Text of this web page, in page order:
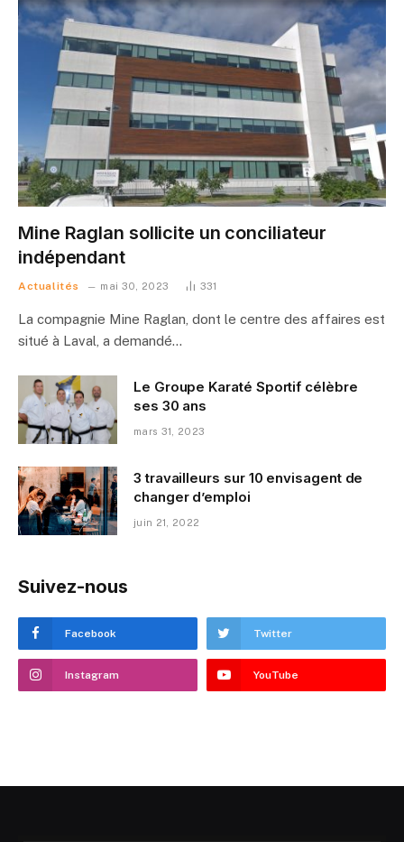
Mine Raglan sollicite un conciliateur
indépendant
Actualités mai 30, 2023 331
La compagnie Mine Raglan, dont le centre des affaires est
situé à Laval, a demandé…
Le Groupe Karaté Sportif célèbre
ses 30 ans
mars 31, 2023
3 travailleurs sur 10 envisagent de
changer d’emploi
juin 21, 2022
Suivez-nous
Facebook Twitter
Instagram YouTube